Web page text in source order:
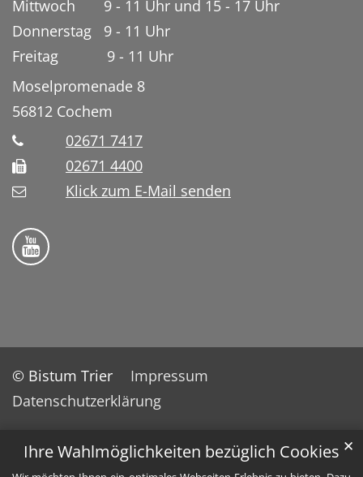
Ihre Wahlmöglichkeiten bezüglich Cookies ✕
Mittwoch 9 - 11 Uhr und 15 - 17 Uhr
Donnerstag 9 - 11 Uhr
Freitag 9 - 11 Uhr
Moselpromenade 8
56812 Cochem
02671 7417
02671 4400
Klick zum E-Mail senden
Bistum Trier auf YouTube
© Bistum Trier
Impressum
Datenschutzerklärung